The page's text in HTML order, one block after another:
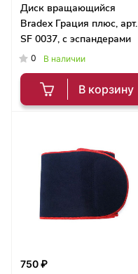
Диск вращающийся
Bradex Грация плюс, арт.
SF 0037, с эспандерами
0 В наличии
В корзину
750 ₽